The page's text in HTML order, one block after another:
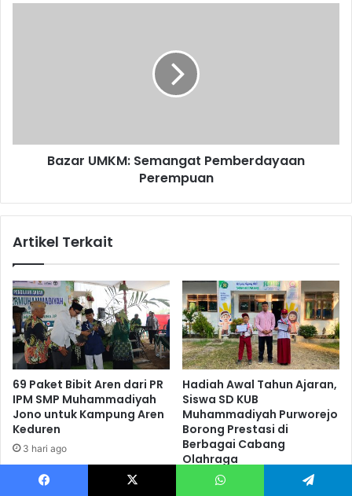
Bazar UMKM: Semangat Pemberdayaan
Perempuan
Artikel Terkait
69 Paket Bibit Aren dari PR
IPM SMP Muhammadiyah
Jono untuk Kampung Aren
Keduren
3 hari ago
Hadiah Awal Tahun Ajaran,
Siswa SD KUB
Muhammadiyah Purworejo
Borong Prestasi di
Berbagai Cabang
Olahraga
4 hari ago